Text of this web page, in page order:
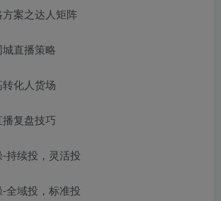
案之达人矩阵
直播策略
化人货场
复盘技巧
持续投，灵活投
全域投，标准投